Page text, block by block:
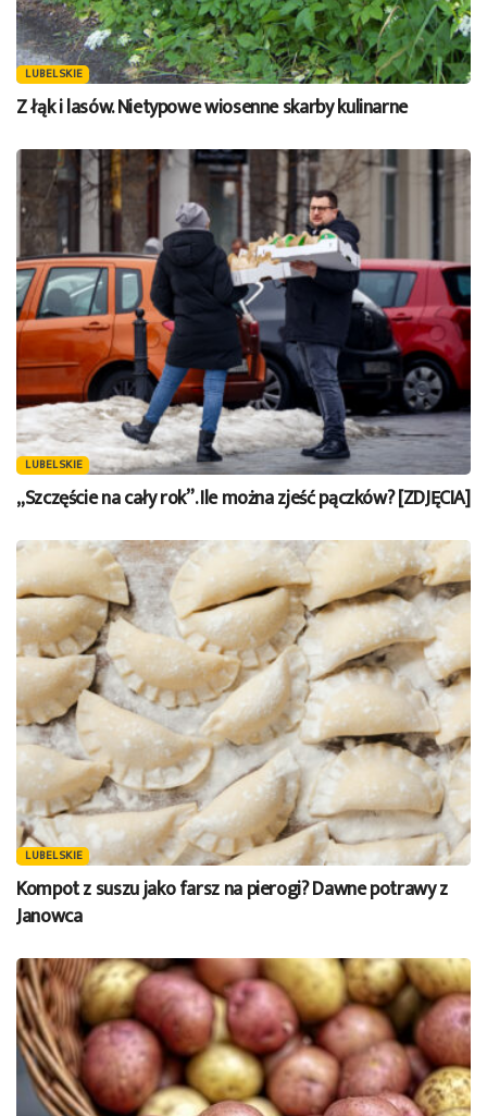
LUBELSKIE
Z łąk i lasów. Nietypowe wiosenne skarby kulinarne
LUBELSKIE
„Szczęście na cały rok”. Ile można zjeść pączków? [ZDJĘCIA]
LUBELSKIE
Kompot z suszu jako farsz na pierogi? Dawne potrawy z
Janowca